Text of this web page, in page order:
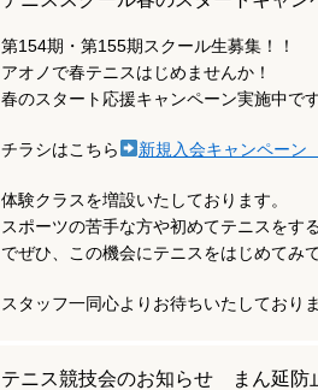
第154期・第155期スクール生募集！！
アオノで春テニスはじめませんか！
春のスタート応援キャンペーン実施中で
チラシはこちら 新規入会キャンペー
体験クラスを増設いたしております。
スポーツの苦手な方や初めてテニスをす
でぜひ、この機会にテニスをはじめてみ
スタッフ一同心よりお待ちいたしており
テニス競技会のお知らせ まん延防